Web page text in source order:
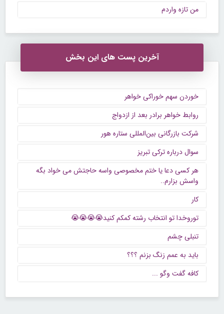
من تازه واردم
آخرین پست های این بخش
خوردن سهم خوراکی خواهر
روابط خواهر برادر بعد از ازدواج
شرکت بازرگانی بین‌المللی ستاره هور
سوال درباره ترکی تبریز
هر کسی دعا یا ختم مخصوصی واسه حاجتش می خواد بگه
واسش بزارم..
کار
توروخدا تو انتخاب رشته کمکم کنید😭😭😭😭
تنبلی چشم
باید به عمم زنگ بزنم ؟؟؟
كافه گفت وگو ...